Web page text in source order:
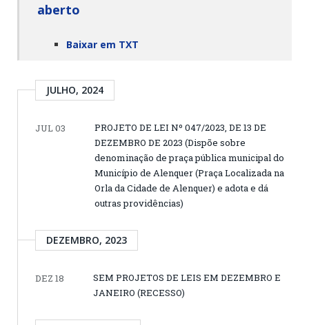
aberto
Baixar em TXT
JULHO, 2024
JUL 03
PROJETO DE LEI Nº 047/2023, DE 13 DE
DEZEMBRO DE 2023 (Dispõe sobre
denominação de praça pública municipal do
Município de Alenquer (Praça Localizada na
Orla da Cidade de Alenquer) e adota e dá
outras providências)
DEZEMBRO, 2023
DEZ 18
SEM PROJETOS DE LEIS EM DEZEMBRO E
JANEIRO (RECESSO)